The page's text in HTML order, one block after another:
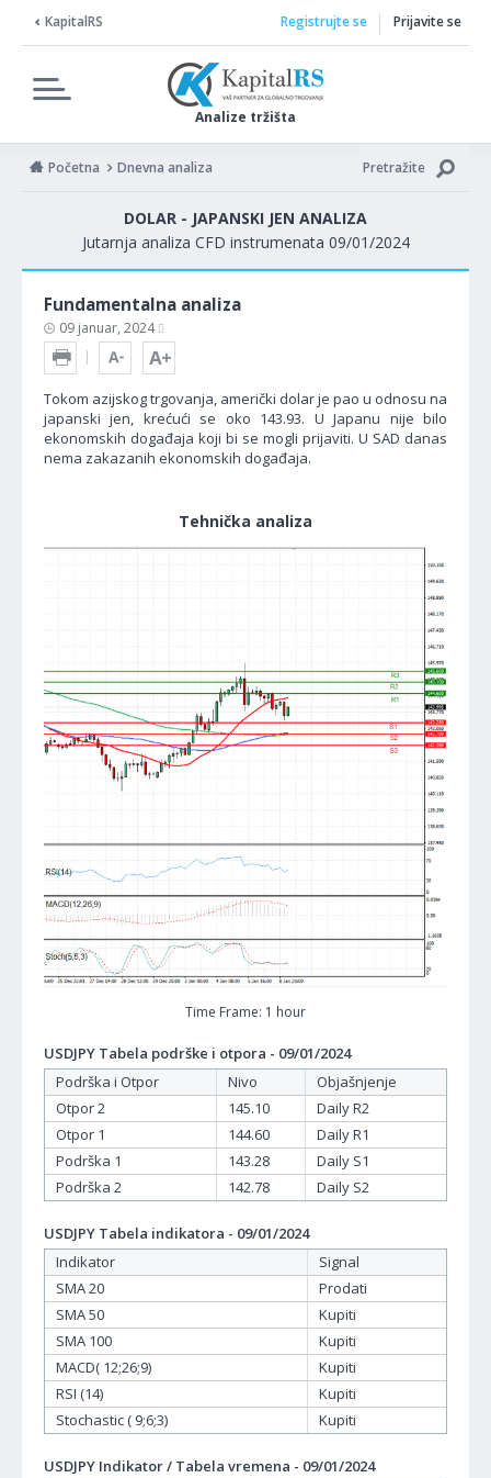
KapitalRS
Analize tržišta
Registrujte se Prijavite se
Početna Dnevna analiza Pretražite
DOLAR - JAPANSKI JEN ANALIZA
Jutarnja analiza CFD instrumenata 09/01/2024
Fundamentalna analiza
09 januar, 2024
Tokom azijskog trgovanja, američki dolar je pao u odnosu na
japanski jen, krećući se oko 143.93. U Japanu nije bilo
ekonomskih događaja koji bi se mogli prijaviti. U SAD danas
nema zakazanih ekonomskih događaja.
Tehnička analiza
Time Frame: 1 hour
USDJPY Tabela podrške i otpora - 09/01/2024
Podrška i Otpor
Nivo
Objašnjenje
Otpor 2
145.10
Daily R2
Otpor 1
144.60
Daily R1
Podrška 1
143.28
Daily S1
Podrška 2
142.78 Daily S2
USDJPY Tabela indikatora - 09/01/2024
Indikator
Signal
SMA 20
Prodati
SMA 50
Kupiti
SMA 100
Kupiti
MACD( 12;26;9)
Kupiti
RSI (14)
Kupiti
Stochastic ( 9;6;3)
Kupiti
USDJPY Indikator / Tabela vremena - 09/01/2024